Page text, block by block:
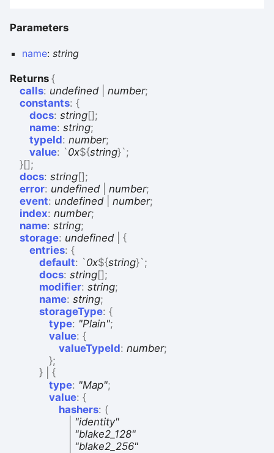
Parameters
name: string
Returns {
calls: undefined number;
constants: {
docs: string[];
name: string;
typeId: number;
value: `0x${string}`;
}[];
docs: string[];
error: undefined number;
event: undefined number;
index: number;
name: string;
storage: undefined
{
entries: {
default: `0x${string}`;
docs: string[];
modifier: string;
name: string;
storageType: {
type: "Plain";
value: {
valueTypeId: number;
};
}
{
type: "Map";
value: {
hashers: (
"identity"
"blake2_128"
"blake2_256"